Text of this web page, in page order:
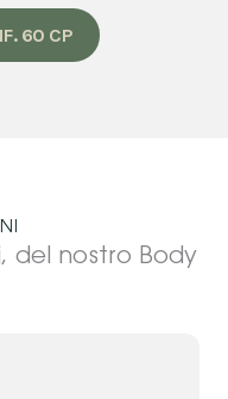
60 CP
del nostro Body